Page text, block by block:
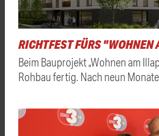
RICHTFEST FÜRS
Beim Bauprojekt „Wohnen am
Rohbau fertig. Nach neun